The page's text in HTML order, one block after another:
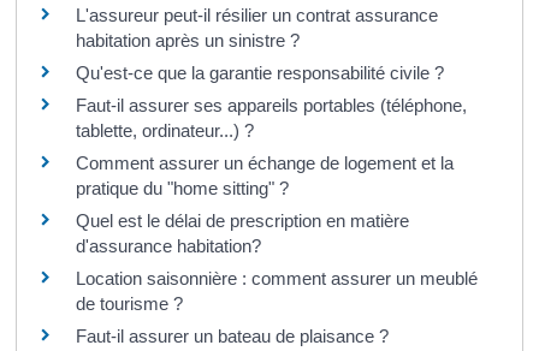
L'assureur peut-il résilier un contrat assurance
habitation après un sinistre ?
Qu'est-ce que la garantie responsabilité civile ?
Faut-il assurer ses appareils portables (téléphone,
tablette, ordinateur...) ?
Comment assurer un échange de logement et la
pratique du "home sitting" ?
Quel est le délai de prescription en matière
d'assurance habitation?
Location saisonnière : comment assurer un meublé
de tourisme ?
Faut-il assurer un bateau de plaisance ?